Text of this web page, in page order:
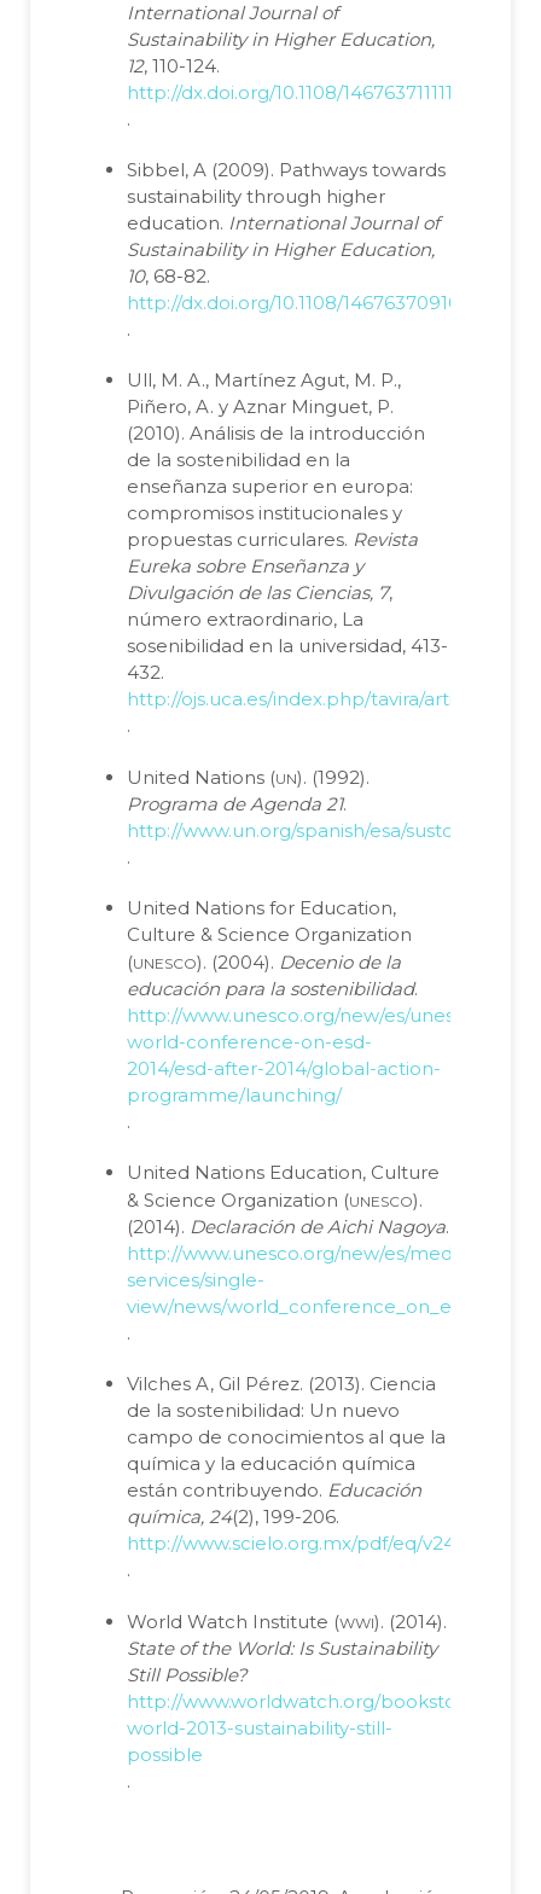
International Journal of
Sustainability in Higher Education,
12, 110-124.
http://dx.doi.org/10.1108/14676371111118183
.
Sibbel, A (2009). Pathways towards
sustainability through higher
education. International Journal of
Sustainability in Higher Education,
10, 68-82.
http://dx.doi.org/10.1108/14676370910925262
.
Ull, M. A., Martínez Agut, M. P.,
Piñero, A. y Aznar Minguet, P.
(2010). Análisis de la introducción
de la sostenibilidad en la
enseñanza superior en europa:
compromisos institucionales y
propuestas curriculares. Revista
Eureka sobre Enseñanza y
Divulgación de las Ciencias, 7,
número extraordinario, La
sosenibilidad en la universidad, 413-
432.
http://ojs.uca.es/index.php/tavira/article/
.
United Nations (un). (1992).
Programa de Agenda 21.
http://www.un.org/spanish/esa/sustdev/
.
United Nations for Education,
Culture & Science Organization
(unesco). (2004). Decenio de la
educación para la sostenibilidad.
http://www.unesco.org/new/es/unesco-
world-conference-on-esd-
2014/esd-after-2014/global-action-
programme/launching/
.
United Nations Education, Culture
& Science Organization (unesco).
(2014). Declaración de Aichi Nagoya.
http://www.unesco.org/new/es/media-
services/single-
view/news/
.
Vilches A, Gil Pérez. (2013). Ciencia
de la sostenibilidad: Un nuevo
campo de conocimientos al que la
química y la educación química
están contribuyendo. Educación
química, 24(2), 199-206.
http://www.scielo.org.mx/pdf/eq/v24n2/
.
World Watch Institute (wwi). (2014).
State of the World: Is Sustainability
Still Possible?
http://www.worldwatch.org/bookstore/
world-2013-sustainability-still-
possible
.